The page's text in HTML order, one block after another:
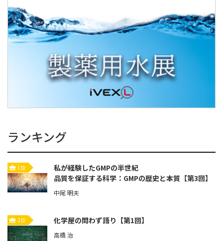
ランキング
1位
私が経験したGMPの半世紀
品質を保証する科学：GMPの歴史と本質【第3回】
中尾 明夫
2位 化学屋の問わず語り【第1回】
高橋 治